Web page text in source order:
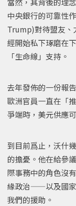
中央銀行的可靠性
Trump)對待盟友、
經開始私下琢磨在
「生命線」支持。
去年發佈的一份報
歐洲官員一直在「
爭端時，美元供應
到目前爲止，沃什
的擔憂。他在給參
際事務中的角色沒
緣政治——以及國
我們的援助。